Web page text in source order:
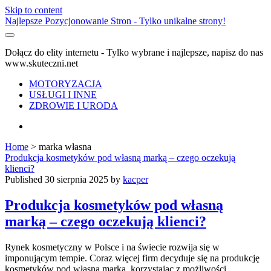
Skip to content
Najlepsze Pozycjonowanie Stron - Tylko unikalne strony!
Dołącz do elity internetu - Tylko wybrane i najlepsze, napisz do nas
www.skuteczni.net
MOTORYZACJA
USŁUGI I INNE
ZDROWIE I URODA
Home > marka własna
Tag:
<span>marka
własna</span>
Produkcja kosmetyków pod własną marką – czego oczekują
klienci?
Published 30 sierpnia 2025 by kacper
Produkcja kosmetyków pod własną
marką – czego oczekują klienci?
Rynek kosmetyczny w Polsce i na świecie rozwija się w
imponującym tempie. Coraz więcej firm decyduje się na produkcję
kosmetyków pod własną marką, korzystając z możliwości